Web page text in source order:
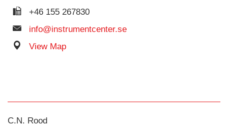
+46 155 267830
info@instrumentcenter.se
View Map
C.N. Rood